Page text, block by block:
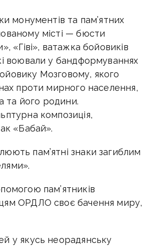
монументів та пам’ятних
місті — бюсти
«Гіві», ватажка бойовиків
воювали у бандформуваннях
Мозговому, якого
проти мирного населення,
та його родини.
композиція,
«Бабай».
пам’ятні знаки загиблим
пам’ятників
ОРДЛО своє бачення миру,
у якусь неорадянську